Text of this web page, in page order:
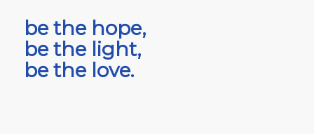
be the hope,
be the light,
be the love.